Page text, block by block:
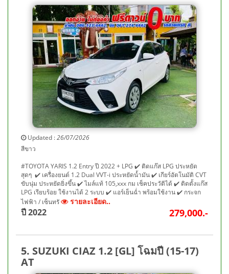
Updated :26/07/2026
สีขาว
#TOYOTA YARIS 1.2 Entry ปี 2022 + LPG ✔️ ติดแก๊ส LPG ประหยัด
สุดๆ ✔️ เครื่องยนต์ 1.2 Dual VVT-i ประหยัดน้ำมัน ✔️ เกียร์อัตโนมัติ CVT
ขับนุ่ม ประหยัดยิ่งขึ้น ✔️ ไมล์แท้ 105,xxx กม เช็คประวัติได้ ✔️ ติดตั้งแก๊ส
LPG เรียบร้อย ใช้งานได้ 2 ระบบ ✔️ แอร์เย็นฉ่ำ พร้อมใช้งาน ✔️ กระจก
ไฟฟ้า / เซ็นทรั
รายละเอียด..
ปี 2022 279,000.-
5. SUZUKI CIAZ 1.2 [GL] โฉมปี (15-17)
AT